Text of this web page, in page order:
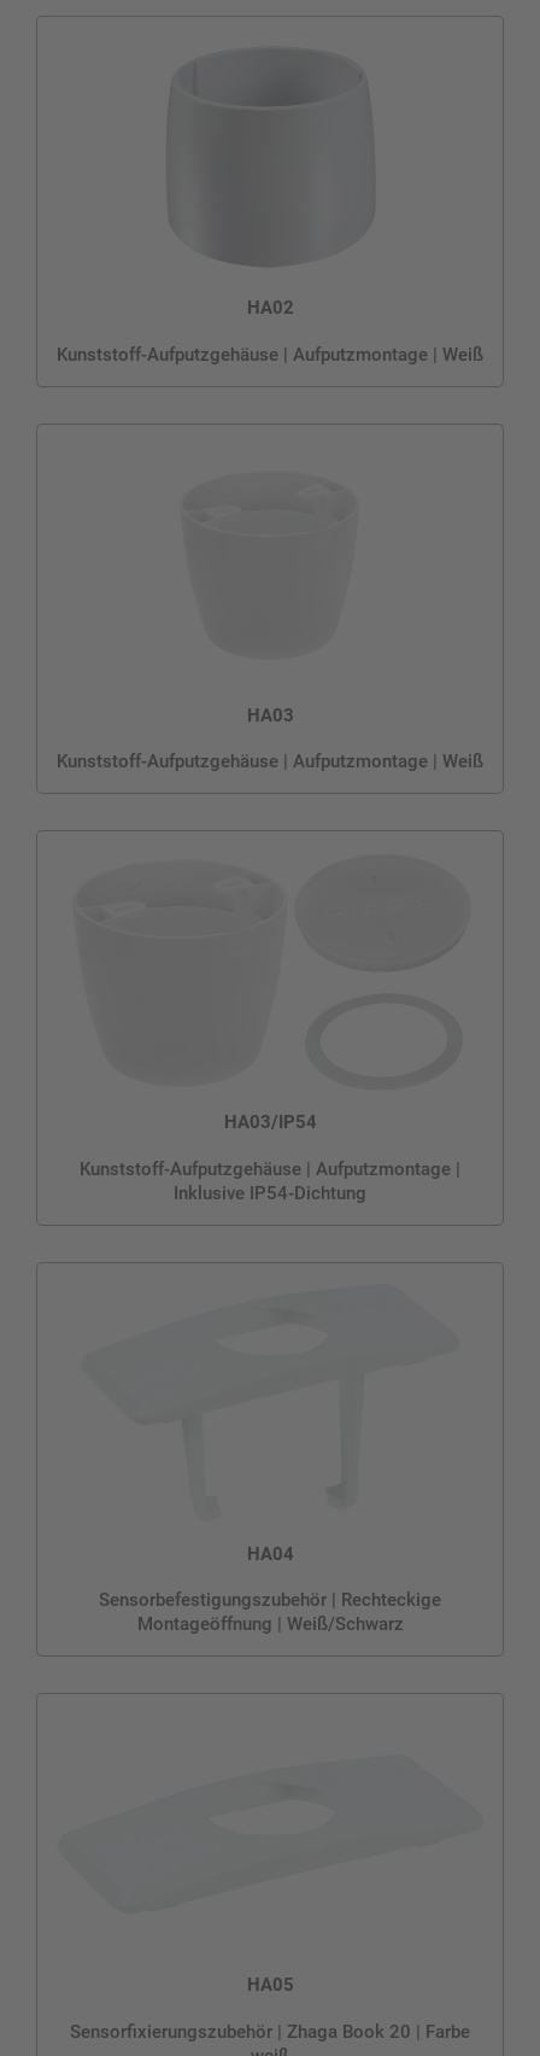
HA02
Kunststoff-Aufputzgehäuse | Aufputzmontage | Weiß
HA03
Kunststoff-Aufputzgehäuse | Aufputzmontage | Weiß
HA03/IP54
Kunststoff-Aufputzgehäuse | Aufputzmontage |
Inklusive IP54-Dichtung
HA04
Sensorbefestigungszubehör | Rechteckige
Montageöffnung | Weiß/Schwarz
HA05
Sensorfixierungszubehör | Zhaga Book 20 | Farbe